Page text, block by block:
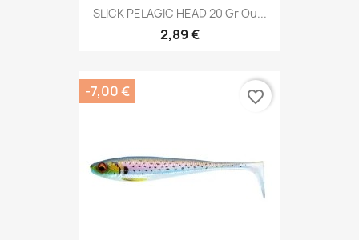
SLICK PELAGIC HEAD 20 Gr Ou...
2,89 €
-7,00 € favorite_border